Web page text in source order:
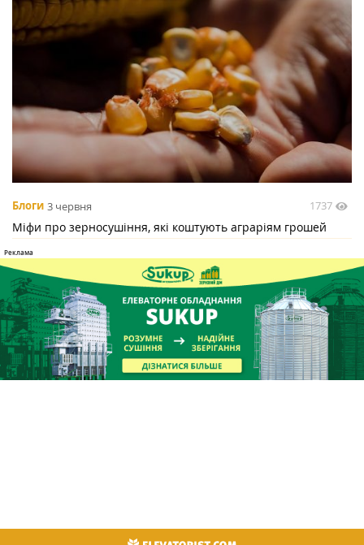
Блоги 3 червня 1737
Міфи про зерносушіння, які коштують аграріям грошей